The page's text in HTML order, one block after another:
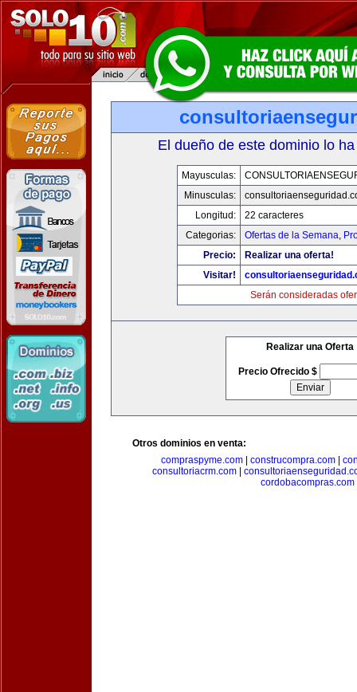
El dueño de este dominio lo
Mayusculas:
Minusculas:
Longitud:
22 caracteres
Categorias:
Ofertas de la Semana,
Precio:
Realizar una oferta!
Visitar!
Serán consideradas
Realizar una Oferta
Precio Ofrecido $
Otros dominios en venta:
compraspyme.com
construcompra.com
consultoriacrm.com|
cordobacompras.com